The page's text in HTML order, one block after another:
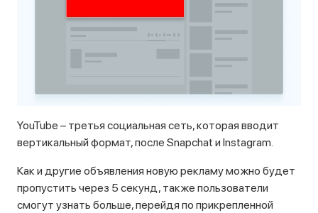
YouTube – третья социальная сеть, которая вводит
вертикальный формат, после Snapchat и Instagram.
Как и другие объявления новую рекламу можно будет
пропустить через 5 секунд, также пользователи
смогут узнать больше, перейдя по прикрепленной